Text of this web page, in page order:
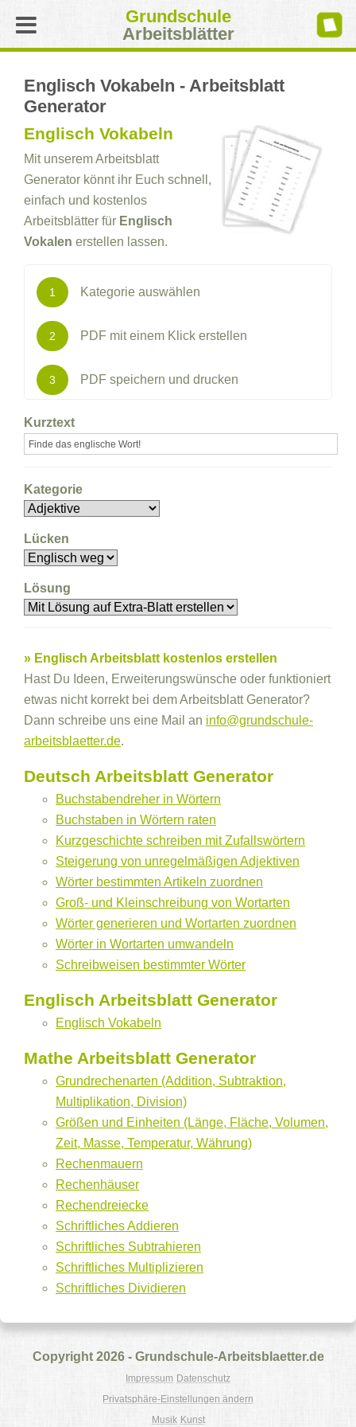
Grundschule
Arbeitsblätter
Englisch Vokabeln - Arbeitsblatt
Generator
Englisch Vokabeln
Mit unserem Arbeitsblatt
Generator könnt ihr Euch schnell,
einfach und kostenlos
Arbeitsblätter für Englisch
Vokalen erstellen lassen.
1 Kategorie auswählen
2 PDF mit einem Klick erstellen
3 PDF speichern und drucken
Kurztext
Kategorie
Lücken
Lösung
» Englisch Arbeitsblatt kostenlos erstellen
Hast Du Ideen, Erweiterungswünsche oder funktioniert
etwas nicht korrekt bei dem Arbeitsblatt Generator?
Dann schreibe uns eine Mail an info@grundschule-
arbeitsblaetter.de.
Deutsch Arbeitsblatt Generator
Buchstabendreher in Wörtern
Buchstaben in Wörtern raten
Kurzgeschichte schreiben mit Zufallswörtern
Steigerung von unregelmäßigen Adjektiven
Wörter bestimmten Artikeln zuordnen
Groß- und Kleinschreibung von Wortarten
Wörter generieren und Wortarten zuordnen
Wörter in Wortarten umwandeln
Schreibweisen bestimmter Wörter
Englisch Arbeitsblatt Generator
Englisch Vokabeln
Mathe Arbeitsblatt Generator
Grundrechenarten (Addition, Subtraktion,
Multiplikation, Division)
Größen und Einheiten (Länge, Fläche, Volumen,
Zeit, Masse, Temperatur, Währung)
Rechenmauern
Rechenhäuser
Rechendreiecke
Schriftliches Addieren
Schriftliches Subtrahieren
Schriftliches Multiplizieren
Schriftliches Dividieren
Copyright 2026 - Grundschule-Arbeitsblaetter.de
Impressum Datenschutz
Privatsphäre-Einstellungen ändern
Musik Kunst